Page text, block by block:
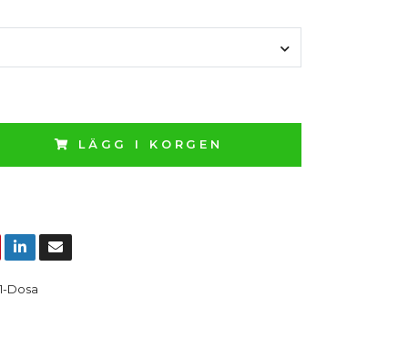
LÄGG I KORGEN
1-Dosa